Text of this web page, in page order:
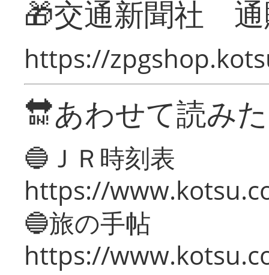
🎁交通新聞社
https://
🔛あわせて読み
🔵ＪＲ時刻表
https://
🔵旅の手帖
https://